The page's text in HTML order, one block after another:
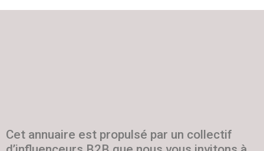
Cet annuaire est propulsé par un collectif